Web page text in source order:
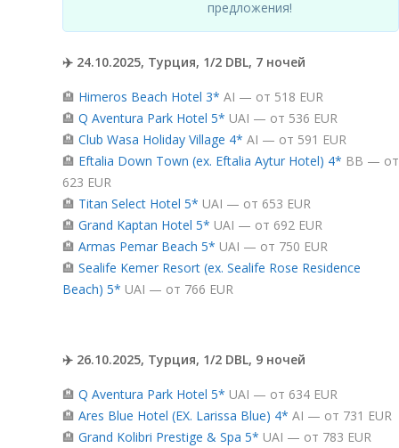
предложения!
✈️ 24.10.2025, Турция, 1/2 DBL, 7 ночей
🏨 Himeros Beach Hotel 3* AI — от 518 EUR
🏨 Q Aventura Park Hotel 5* UAI — от 536 EUR
🏨 Club Wasa Holiday Village 4* AI — от 591 EUR
🏨 Eftalia Down Town (ex. Eftalia Aytur Hotel) 4* BB — от
623 EUR
🏨 Titan Select Hotel 5* UAI — от 653 EUR
🏨 Grand Kaptan Hotel 5* UAI — от 692 EUR
🏨 Armas Pemar Beach 5* UAI — от 750 EUR
🏨 Sealife Kemer Resort (ex. Sealife Rose Residence
Beach) 5* UAI — от 766 EUR
✈️ 26.10.2025, Турция, 1/2 DBL, 9 ночей
🏨 Q Aventura Park Hotel 5* UAI — от 634 EUR
🏨 Ares Blue Hotel (EX. Larissa Blue) 4* AI — от 731 EUR
🏨 Grand Kolibri Prestige & Spa 5* UAI — от 783 EUR